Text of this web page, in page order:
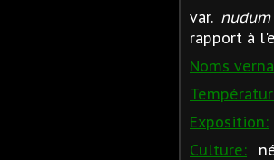
var. nudum
rapport à
Noms
Exposition:
Culture: